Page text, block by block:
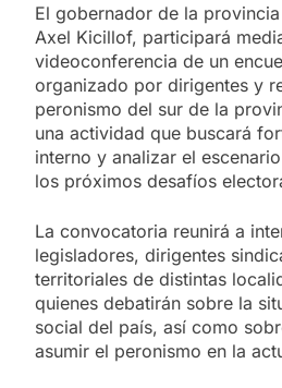
El gobernador de la
Axel Kicillof, participará
videoconferencia de un
organizado por dirigentes y
peronismo del sur de la
una actividad que buscará
interno y analizar el
los próximos desafíos
La convocatoria reunirá a
legisladores, dirigentes
territoriales de distintas
quienes debatirán sobre la
social del país, así como
asumir el peronismo en la